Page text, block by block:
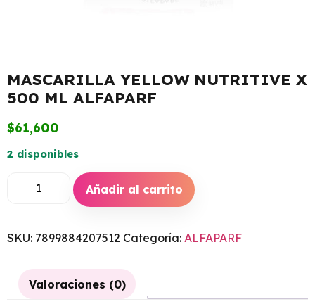
MASCARILLA YELLOW NUTRITIVE X
500 ML ALFAPARF
$61,600
2 disponibles
Añadir al carrito
SKU: 7899884207512 Categoría: ALFAPARF
Valoraciones (0)